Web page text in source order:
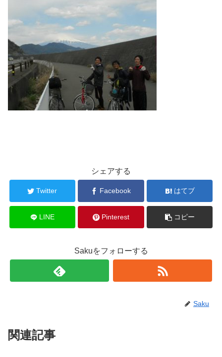
シェアする
Twitter Facebook はてブ
LINE Pinterest コピー
Sakuをフォローする
Saku
関連記事